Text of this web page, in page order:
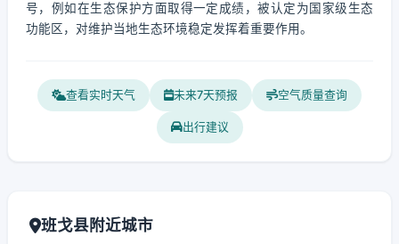
号，例如在生态保护方面取得一定成绩，被认定为国家级生态
功能区，对维护当地生态环境稳定发挥着重要作用。
查看实时天气 未来7天预报 空气质量查询
出行建议
班戈县附近城市